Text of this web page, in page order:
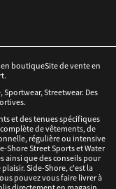
boutiqueSite de vente en
Streetwear. Des
et des tenues spécifiques
de vêtements, de
régulière ou intensive
Shore Street Sports et Water
ainsi que des conseils pour
Side-Shore, c'est la
pouvez vous faire livrer à